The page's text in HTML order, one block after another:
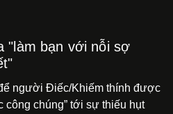
"làm bạn với nỗi sợ
người Điếc/Khiếm thính được
công chúng” tới sự thiếu hụt